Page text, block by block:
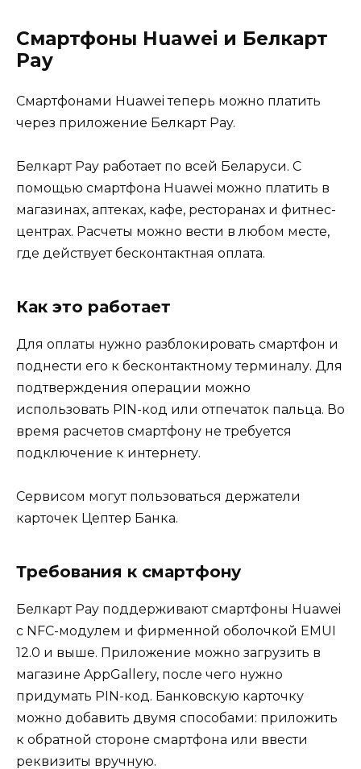
Смартфоны Huawei и Белкарт
Pay
Смартфонами Huawei теперь можно платить
через приложение Белкарт Pay.
Белкарт Pay работает по всей Беларуси. С
помощью смартфона Huawei можно платить в
магазинах, аптеках, кафе, ресторанах и фитнес-
центрах. Расчеты можно вести в любом месте,
где действует бесконтактная оплата.
Как это работает
Для оплаты нужно разблокировать смартфон и
поднести его к бесконтактному терминалу. Для
подтверждения операции можно
использовать PIN-код или отпечаток пальца. Во
время расчетов смартфону не требуется
подключение к интернету.
Сервисом могут пользоваться держатели
карточек Цептер Банка.
Требования к смартфону
Белкарт Pay поддерживают смартфоны Huawei
с NFC-модулем и фирменной оболочкой EMUI
12.0 и выше. Приложение можно загрузить в
магазине AppGallery, после чего нужно
придумать PIN-код. Банковскую карточку
можно добавить двумя способами: приложить
к обратной стороне смартфона или ввести
реквизиты вручную.